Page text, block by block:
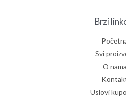
Brzi
Svi
O nama
Uslovi